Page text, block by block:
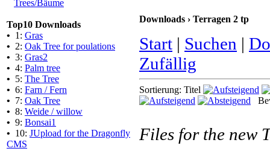
Trees/Bäume
Top10 Downloads
• 1: Gras
• 2: Oak Tree for poulations
• 3: Gras2
• 4: Palm tree
• 5: The Tree
• 6: Farn / Fern
• 7: Oak Tree
• 8: Weide / willow
• 9: Bonsai1
• 10: JUpload for the Dragonfly
CMS
Downloads › Terragen 2 tp
Start | Suchen |
Zufällig
Sortierung: Titel
Files for the new